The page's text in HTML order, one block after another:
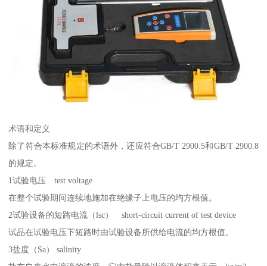
术语和定义
除了符合本标准规定的术语外，还应符合GB/T 2900.5和GB/T 2900.8
的规定。
1试验电压 test voltage
在整个试验期间连续地施加在绝缘子上电压的均方根值。
2试验设备的短路电流（lsc） short-circuit current of test device
试品在试验电压下短路时由试验设备所供给电流的均方根值。
3盐度（Sa） salinity